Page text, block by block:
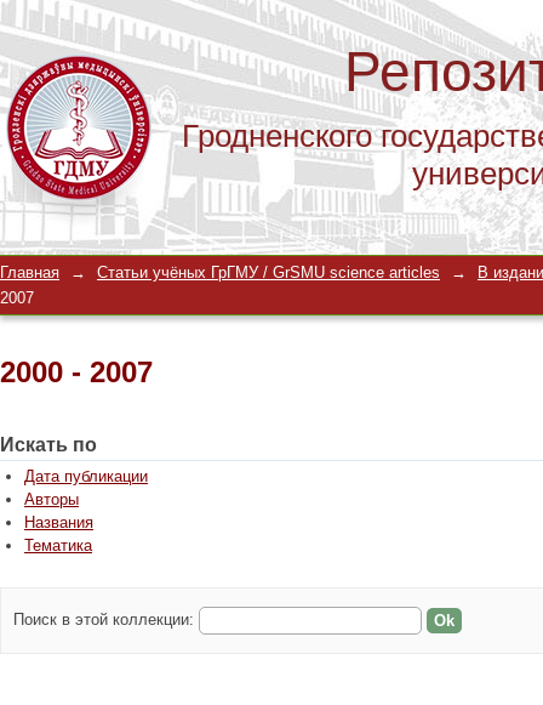
Гродненского
2000 - 2007
Главная → Статьи учёных ГрГМУ / GrSMU science articles →
В
2007
2000 - 2007
Искать по
Дата публикации
Авторы
Названия
Тематика
Поиск в этой коллекции: